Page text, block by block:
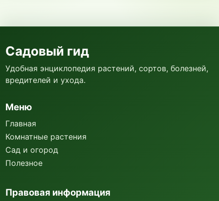
Садовый гид
Удобная энциклопедия растений, сортов, болезней,
вредителей и ухода.
Меню
Главная
Комнатные растения
Сад и огород
Полезное
Правовая информация